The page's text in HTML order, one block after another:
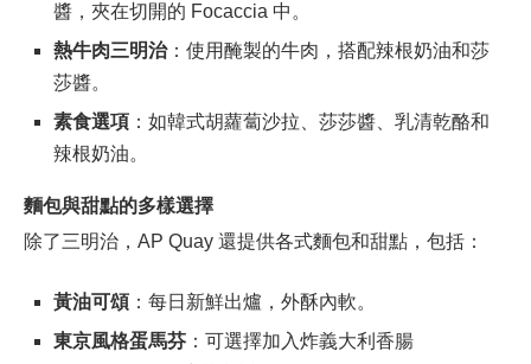
醬，夾在切開的 Focaccia 中。
熱牛肉三明治：使用醃製的牛肉，搭配辣根奶油和莎
莎醬。
素食選項 ：如韓式胡蘿蔔沙拉、莎莎醬、乳清乾酪和
辣根奶油。
麵包與甜點的多樣選擇
除了三明治，AP Quay 還提供各式麵包和甜點，包括：
黃油可頌 ：每日新鮮出爐，外酥內軟。
東京風格蛋馬芬 ：可選擇加入炸義大利香腸